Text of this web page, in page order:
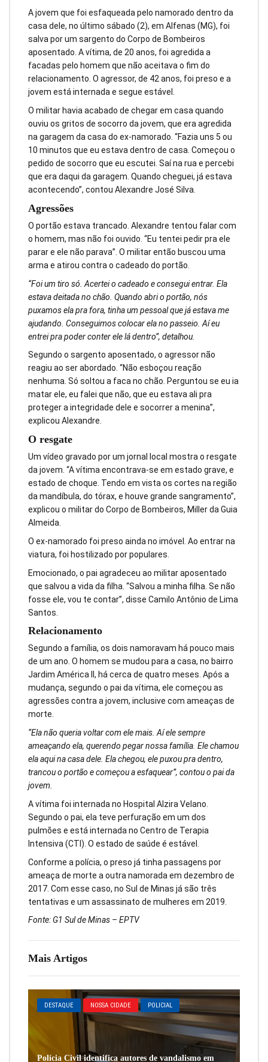
Mais Artigos
DESTAQUE NOSSA CIDADE POLICIAL
Polícia Civil identifica autores de vandalismo em
A jovem que foi esfaqueada pelo namorado dentro da
casa dele, no último sábado (2), em Alfenas (MG), foi
salva por um sargento do Corpo de Bombeiros
aposentado. A vítima, de 20 anos, foi agredida a
facadas pelo homem que não aceitava o fim do
relacionamento. O agressor, de 42 anos, foi preso e a
jovem está internada e segue estável.
O militar havia acabado de chegar em casa quando
ouviu os gritos de socorro da jovem, que era agredida
na garagem da casa do ex-namorado. “Fazia uns 5 ou
10 minutos que eu estava dentro de casa. Começou o
pedido de socorro que eu escutei. Saí na rua e percebi
que era daqui da garagem. Quando cheguei, já estava
acontecendo”, contou Alexandre José Silva.
Agressões
O portão estava trancado. Alexandre tentou falar com
o homem, mas não foi ouvido. “Eu tentei pedir pra ele
parar e ele não parava”. O militar então buscou uma
arma e atirou contra o cadeado do portão.
“Foi um tiro só. Acertei o cadeado e consegui entrar. Ela
estava deitada no chão. Quando abri o portão, nós
puxamos ela pra fora, tinha um pessoal que já estava me
ajudando. Conseguimos colocar ela no passeio. Aí eu
entrei pra poder conter ele lá dentro”, detalhou.
Segundo o sargento aposentado, o agressor não
reagiu ao ser abordado. “Não esboçou reação
nenhuma. Só soltou a faca no chão. Perguntou se eu ia
matar ele, eu falei que não, que eu estava ali pra
proteger a integridade dele e socorrer a menina”,
explicou Alexandre.
O resgate
Um vídeo gravado por um jornal local mostra o resgate
da jovem. “A vítima encontrava-se em estado grave, e
estado de choque. Tendo em vista os cortes na região
da mandíbula, do tórax, e houve grande sangramento”,
explicou o militar do Corpo de Bombeiros, Miller da Guia
Almeida.
O ex-namorado foi preso ainda no imóvel. Ao entrar na
viatura, foi hostilizado por populares.
Emocionado, o pai agradeceu ao militar aposentado
que salvou a vida da filha. “Salvou a minha filha. Se não
fosse ele, vou te contar”, disse Camilo Antônio de Lima
Santos.
Relacionamento
Segundo a família, os dois namoravam há pouco mais
de um ano. O homem se mudou para a casa, no bairro
Jardim América II, há cerca de quatro meses. Após a
mudança, segundo o pai da vítima, ele começou as
agressões contra a jovem, inclusive com ameaças de
morte.
“Ela não queria voltar com ele mais. Aí ele sempre
ameaçando ela, querendo pegar nossa família. Ele chamou
ela aqui na casa dele. Ela chegou, ele puxou pra dentro,
trancou o portão e começou a esfaquear”, contou o pai da
jovem.
A vítima foi internada no Hospital Alzira Velano.
Segundo o pai, ela teve perfuração em um dos
pulmões e está internada no Centro de Terapia
Intensiva (CTI). O estado de saúde é estável.
Conforme a polícia, o preso já tinha passagens por
ameaça de morte a outra namorada em dezembro de
2017. Com esse caso, no Sul de Minas já são três
tentativas e um assassinato de mulheres em 2019.
Fonte: G1 Sul de Minas – EPTV